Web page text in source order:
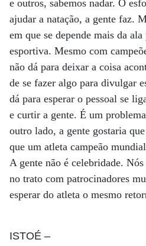
e outros, sabemos nadar. O
ajudar a natação, a gente faz.
em que se depende mais da
esportiva. Mesmo com
não dá para deixar a coisa
de se fazer algo para divulgar
dá para esperar o pessoal se
e curtir a gente. É um
outro lado, a gente gostaria que
que um atleta campeão
A gente não é celebridade.
no trato com patrocinadores
esperar do atleta o mesmo
ISTOÉ –